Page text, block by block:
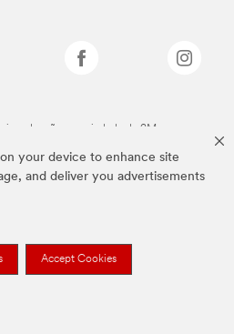
your device to enhance site
and deliver you advertisements
Accept Cookies
são propriedade da 3M.